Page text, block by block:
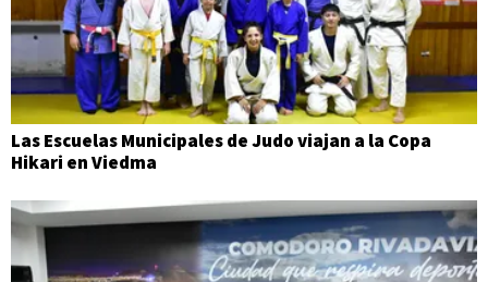
Las Escuelas Municipales de Judo viajan a la Copa
Hikari en Viedma